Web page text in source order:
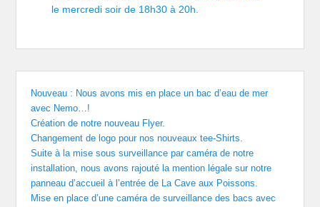
le mercredi soir de 18h30 à 20h.
Nouveau : Nous avons mis en place un bac d’eau de mer
avec Nemo…!
Création de notre nouveau Flyer.
Changement de logo pour nos nouveaux tee-Shirts.
Suite à la mise sous surveillance par caméra de notre
installation, nous avons rajouté la mention légale sur notre
panneau d’accueil à l’entrée de La Cave aux Poissons.
Mise en place d’une caméra de surveillance des bacs avec